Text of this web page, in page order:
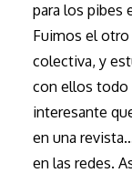
para los pibes
Fuimos el otro
colectiva, y
con ellos todo
interesante
en una
en las redes.